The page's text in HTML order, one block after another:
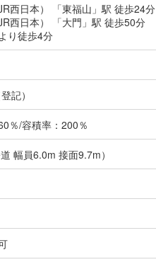
西日本） 「東福山」駅 徒歩24分
西日本） 「大門」駅 徒歩50分
り徒歩4分
登記）
％/容積率：200％
幅員6.0m 接面9.7m）